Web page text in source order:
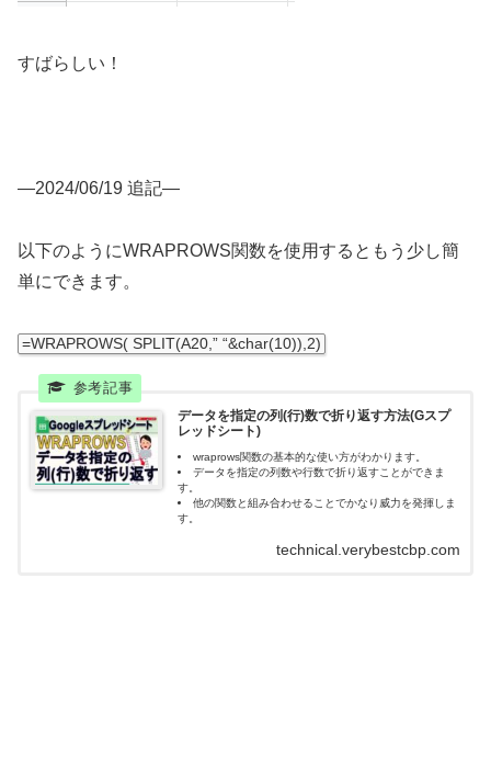
すばらしい！
—2024/06/19 追記—
以下のようにWRAPROWS関数を使用するともう少し簡
単にできます。
=WRAPROWS( SPLIT(A20,” “&char(10)),2)
データを指定の列(行)数で折り返す方法(Gスプ
レッドシート)
wraprows関数の基本的な使い方がわかります。
データを指定の列数や行数で折り返すことができま
す。
他の関数と組み合わせることでかなり威力を発揮しま
す。
technical.verybestcbp.com